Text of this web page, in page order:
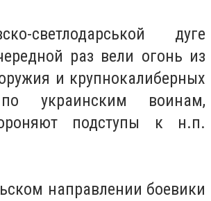
светлодарськой дуге
раз вели огонь из
и крупнокалиберных
украинским воинам,
подступы к н.п.
направлении боевики